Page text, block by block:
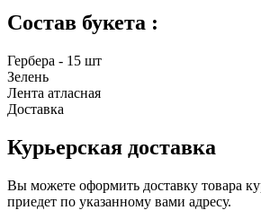
Состав букета :
Гербера - 15 шт
Зелень
Лента атласная
Доставка
Курьерская доставка
Вы можете оформить доставку товара
приедет по указанному вами адресу.